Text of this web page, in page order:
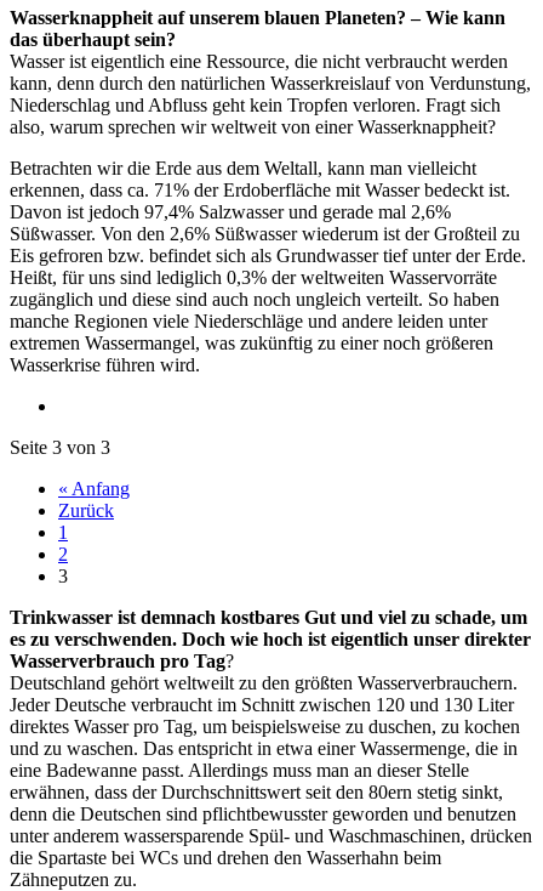
Wasserknappheit auf unserem blauen Planeten? – Wie kann
das überhaupt sein?
Wasser ist eigentlich eine Ressource, die nicht verbraucht werden
kann, denn durch den natürlichen Wasserkreislauf von Verdunstung,
Niederschlag und Abfluss geht kein Tropfen verloren. Fragt sich
also, warum sprechen wir weltweit von einer Wasserknappheit?
Betrachten wir die Erde aus dem Weltall, kann man vielleicht
erkennen, dass ca. 71% der Erdoberfläche mit Wasser bedeckt ist.
Davon ist jedoch 97,4% Salzwasser und gerade mal 2,6%
Süßwasser. Von den 2,6% Süßwasser wiederum ist der Großteil zu
Eis gefroren bzw. befindet sich als Grundwasser tief unter der Erde.
Heißt, für uns sind lediglich 0,3% der weltweiten Wasservorräte
zugänglich und diese sind auch noch ungleich verteilt. So haben
manche Regionen viele Niederschläge und andere leiden unter
extremen Wassermangel, was zukünftig zu einer noch größeren
Wasserkrise führen wird.
Seite 3 von 3
« Anfang
Zurück
1
2
3
Trinkwasser ist demnach kostbares Gut und viel zu schade, um
es zu verschwenden. Doch wie hoch ist eigentlich unser direkter
Wasserverbrauch pro Tag?
Deutschland gehört weltweilt zu den größten Wasserverbrauchern.
Jeder Deutsche verbraucht im Schnitt zwischen 120 und 130 Liter
direktes Wasser pro Tag, um beispielsweise zu duschen, zu kochen
und zu waschen. Das entspricht in etwa einer Wassermenge, die in
eine Badewanne passt. Allerdings muss man an dieser Stelle
erwähnen, dass der Durchschnittswert seit den 80ern stetig sinkt,
denn die Deutschen sind pflichtbewusster geworden und benutzen
unter anderem wassersparende Spül- und Waschmaschinen, drücken
die Spartaste bei WCs und drehen den Wasserhahn beim
Zähneputzen zu.